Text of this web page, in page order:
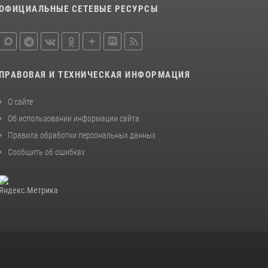
обеспечила Росгвардия (видео)
30 июля 2026, 14:00
СЕТЕВЫЕ РЕСУРСЫ
ПРАВОВАЯ И ТЕХНИЧЕСКАЯ ИНФОРМАЦИЯ
О сайте
Об использовании информации сайта
Правила обработки персональных данных
Сообщить об ошибках